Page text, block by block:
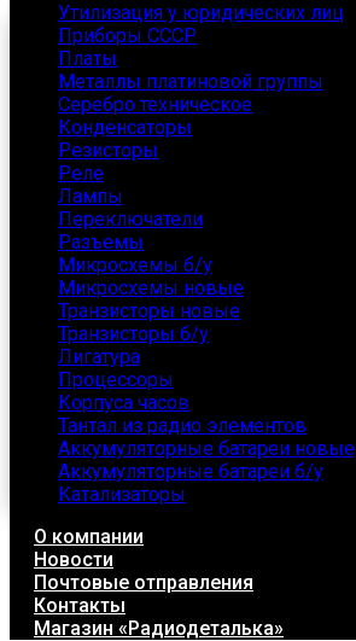
Утилизация у юридических лиц
Приборы СССР
Платы
Металлы платиновой группы
Серебро техническое
Конденсаторы
Резисторы
Реле
Лампы
Переключатели
Разъемы
Микросхемы б/у
Микросхемы новые
Транзисторы новые
Транзисторы б/у
Лигатура
Процессоры
Корпуса часов
Тантал из радио элементов
Аккумуляторные батареи новые
Аккумуляторные батареи б/у
Катализаторы
О компании
Новости
Почтовые отправления
Контакты
Магазин «Радиодеталька»